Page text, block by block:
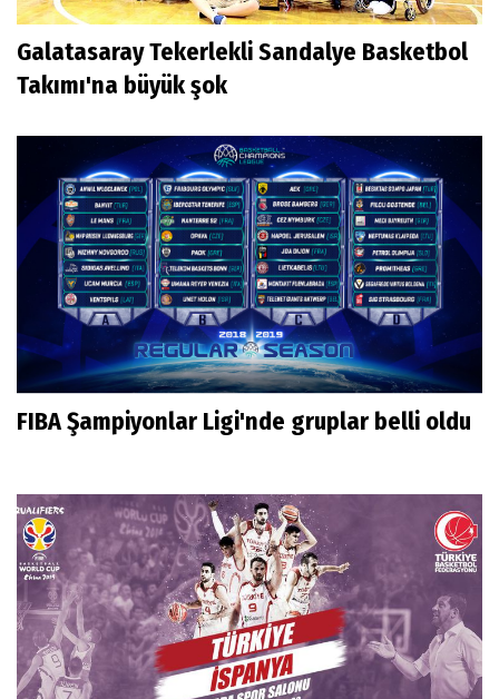
Galatasaray Tekerlekli Sandalye Basketbol
Takımı'na büyük şok
FIBA Şampiyonlar Ligi'nde gruplar belli oldu